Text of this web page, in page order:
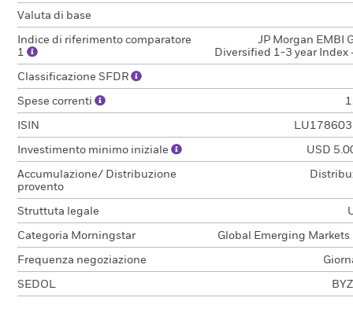
Valuta di base
Indice di riferimento comparatore
1
JP Morgan EMBI
Diversified 1-3 year Index
Classificazione SFDR
Spese correnti
ISIN
Investimento minimo iniziale USD
Accumulazione/ Distribuzione
provento
Struttuta legale
Categoria Morningstar Global Emerging Markets
Frequenza negoziazione
SEDOL